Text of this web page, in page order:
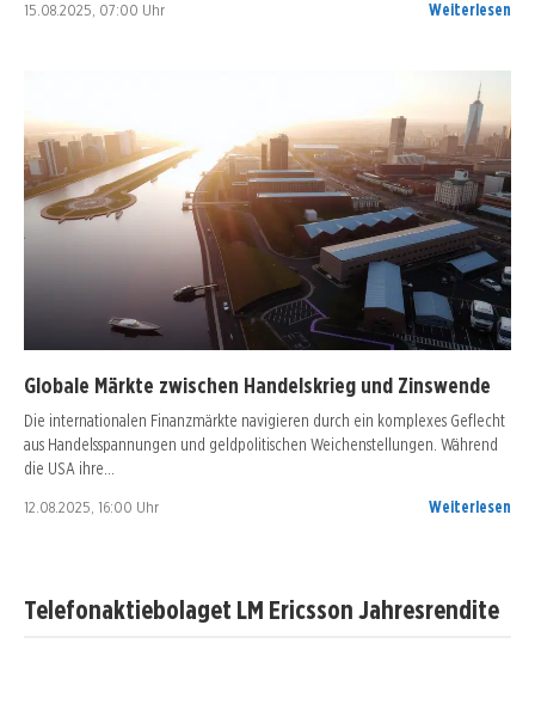
15.08.2025, 07:00 Uhr Weiterlesen
Globale Märkte zwischen Handelskrieg und Zinswende
Die internationalen Finanzmärkte navigieren durch ein komplexes Geflecht
aus Handelsspannungen und geldpolitischen Weichenstellungen. Während
die USA ihre…
12.08.2025, 16:00 Uhr Weiterlesen
Telefonaktiebolaget LM Ericsson Jahresrendite